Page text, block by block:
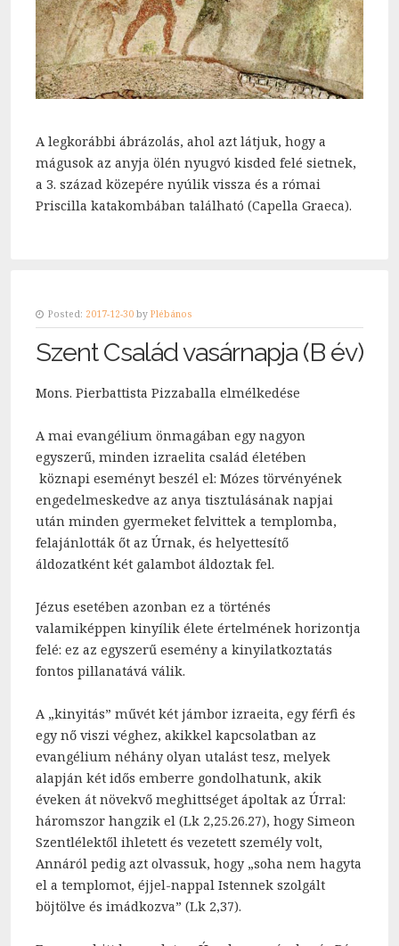
A legkorábbi ábrázolás, ahol azt látjuk, hogy a
mágusok az anyja ölén nyugvó kisded felé sietnek,
a 3. század közepére nyúlik vissza és a római
Priscilla katakombában található (Capella Graeca).
Posted: 2017-12-30 by Plébános
Szent Család vasárnapja (B év)
Mons. Pierbattista Pizzaballa elmélkedése
A mai evangélium önmagában egy nagyon
egyszerű, minden izraelita család életében
köznapi eseményt beszél el: Mózes törvényének
engedelmeskedve az anya tisztulásának napjai
után minden gyermeket felvittek a templomba,
felajánlották őt az Úrnak, és helyettesítő
áldozatként két galambot áldoztak fel.
Jézus esetében azonban ez a történés
valamiképpen kinyílik élete értelmének horizontja
felé: ez az egyszerű esemény a kinyilatkoztatás
fontos pillanatává válik.
A „kinyitás” művét két jámbor izraeita, egy férfi és
egy nő viszi véghez, akikkel kapcsolatban az
evangélium néhány olyan utalást tesz, melyek
alapján két idős emberre gondolhatunk, akik
éveken át növekvő meghittséget ápoltak az Úrral:
háromszor hangzik el (Lk 2,25.26.27), hogy Simeon
Szentlélektől ihletett és vezetett személy volt,
Annáról pedig azt olvassuk, hogy „soha nem hagyta
el a templomot, éjjel-nappal Istennek szolgált
böjtölve és imádkozva” (Lk 2,37).